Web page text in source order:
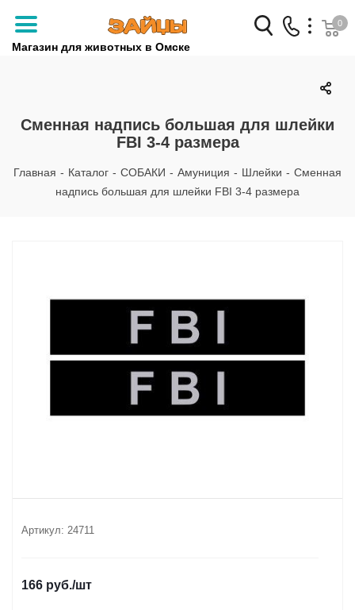
Магазин для животных в Омске
Заказать звонок
+7 (3812) 79-04-04
+7 (950) 959-88-32
0
Сменная надпись большая для шлейки
FBI 3-4 размера
Главная - Каталог - СОБАКИ - Амуниция - Шлейки - Сменная
надпись большая для шлейки FBI 3-4 размера
Артикул: 24711
166 руб./шт